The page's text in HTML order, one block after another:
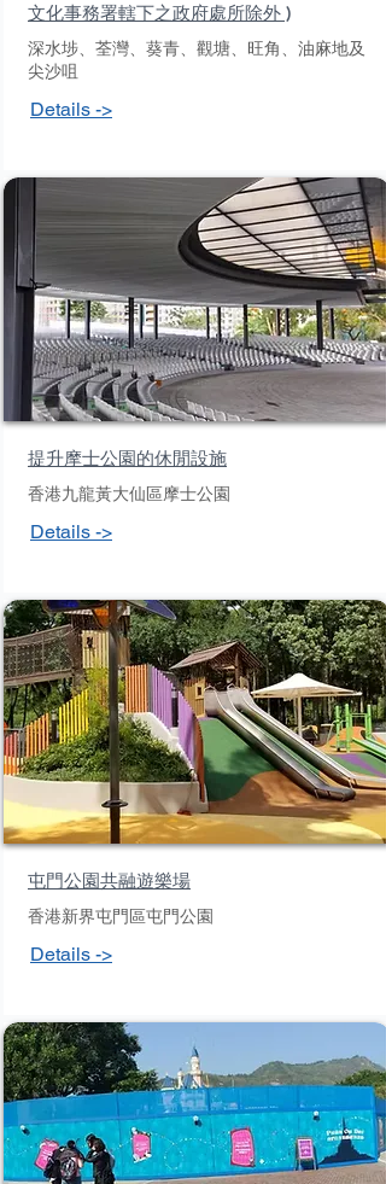
文化事務署轄下之政府處所除外 )
深水埗、荃灣、葵青、觀塘、旺角、油麻地及
尖沙咀
Details ->
提升摩士公園的休閒設施
香港九龍黃大仙區摩士公園
Details ->
屯門公園共融遊樂場
香港新界屯門區屯門公園
Details ->